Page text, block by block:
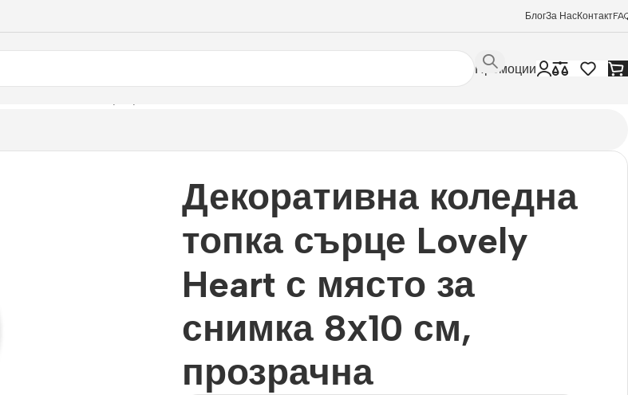
БлогЗа НасКонтакт
Промоции
Декоративна коледна
топка сърце Lovely
Heart с място за
снимка 8х10 см,
прозрачна